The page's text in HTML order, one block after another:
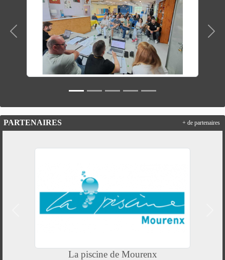
Précedent
PARTENAIRES
La piscine de Mourenx
Précedent
+ de partenaires